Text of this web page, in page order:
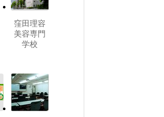
窪田理容
美容専門
学校